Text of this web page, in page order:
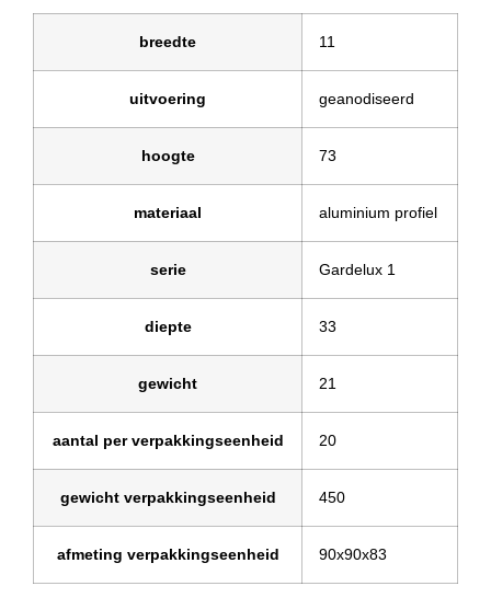
breedte 11
uitvoering geanodiseerd
hoogte 73
materiaal aluminium profiel
serie Gardelux 1
diepte 33
gewicht 21
aantal per verpakkingseenheid 20
gewicht verpakkingseenheid 450
afmeting verpakkingseenheid 90x90x83